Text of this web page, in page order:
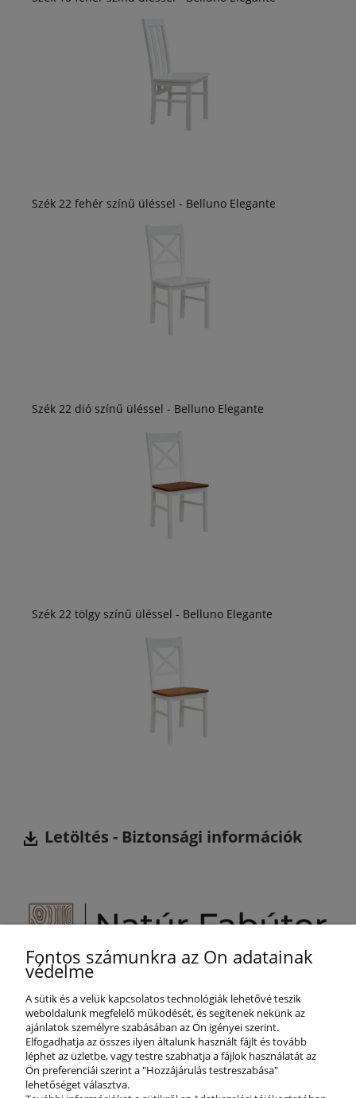
Szék 22 fehér színű üléssel - Belluno Elegante
Szék 22 dió színű üléssel - Belluno Elegante
Szék 22 tölgy színű üléssel - Belluno Elegante
Letöltés - Biztonsági információk
Segítünk Önnek!
info@naturfabutor.hu
SEGÍTSÉG
FIÓKOM
Fontos számunkra az Ön adatainak
védelme
A sütik és a velük kapcsolatos technológiák lehetővé teszik
weboldalunk megfelelő működését, és segítenek nekünk az
ajánlatok személyre szabásában az Ön igényei szerint.
Elfogadhatja az összes ilyen általunk használt fájlt és tovább
léphet az üzletbe, vagy testre szabhatja a fájlok használatát az
Ön preferenciái szerint a "Hozzájárulás testreszabása"
lehetőséget választva.